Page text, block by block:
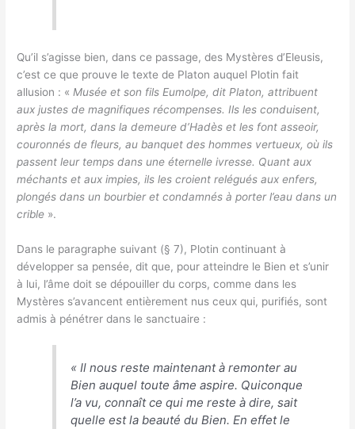
Qu’il s’agisse bien, dans ce passage, des Mystères d’Eleusis,
c’est ce que prouve le texte de Platon auquel Plotin fait
allusion : « Musée et son fils Eumolpe, dit Platon, attribuent
aux justes de magnifiques récompenses. Ils les conduisent,
après la mort, dans la demeure d’Hadès et les font asseoir,
couronnés de fleurs, au banquet des hommes vertueux, où ils
passent leur temps dans une éternelle ivresse. Quant aux
méchants et aux impies, ils les croient relégués aux enfers,
plongés dans un bourbier et condamnés à porter l’eau dans un
crible ».
Dans le paragraphe suivant (§ 7), Plotin continuant à
développer sa pensée, dit que, pour atteindre le Bien et s’unir
à lui, l’âme doit se dépouiller du corps, comme dans les
Mystères s’avancent entièrement nus ceux qui, purifiés, sont
admis à pénétrer dans le sanctuaire :
«Il nous reste maintenant à remonter au
Bien auquel toute âme aspire. Quiconque
l’a vu, connaît ce qui me reste à dire, sait
quelle est la beauté du Bien. En effet le